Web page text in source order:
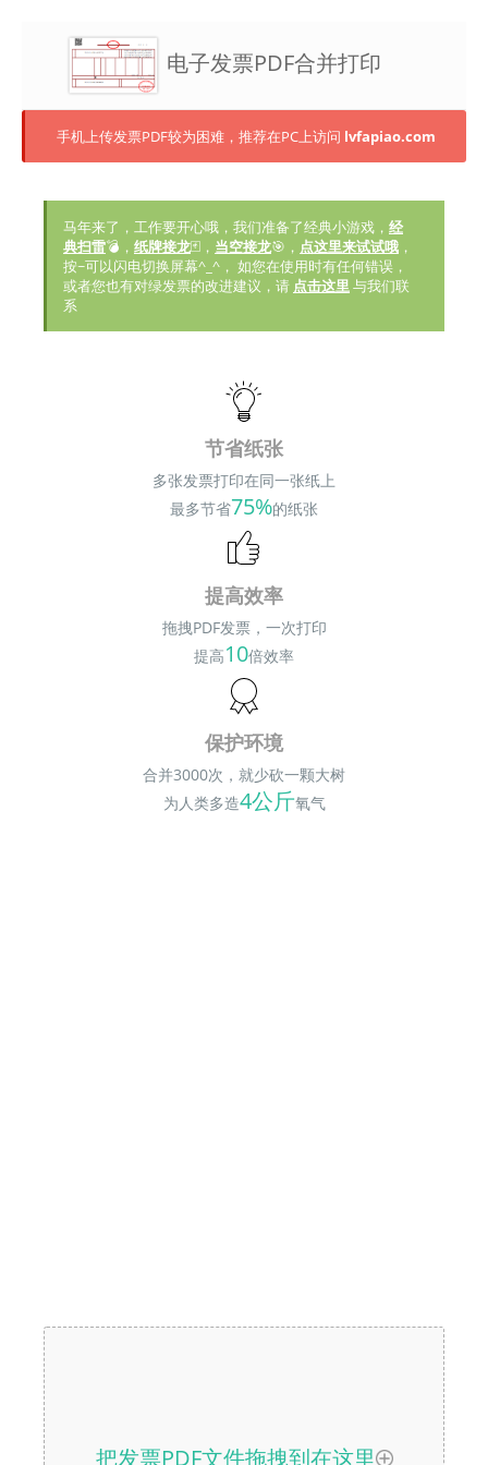
电子发票PDF合并打印
手机上传发票PDF较为困难，推荐在PC上访问 lvfapiao.com
马年来了，工作要开心哦，我们准备了经典小游戏， 经
典扫雷💣， 纸牌接龙🃏， 当空接龙🎯， 点这里来试试哦 ，
按~可以闪电切换屏幕^_^， 如您在使用时有任何错误，
或者您也有对绿发票的改进建议，请 点击这里与我们联
系
节省纸张
多张发票打印在同一张纸上
最多节省75%的纸张
提高效率
拖拽PDF发票，一次打印
提高10倍效率
保护环境
合并3000次，就少砍一颗大树
为人类多造4公斤氧气
把发票PDF文件拖拽到在这里